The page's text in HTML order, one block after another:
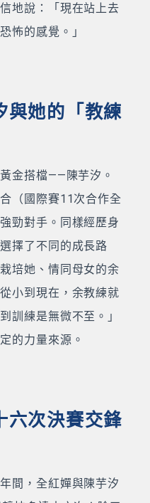
地說：「現在站上去
怖的感覺。」
與她的「教練
金搭檔——陳芋汐。
（國際賽11次合作全
勁對手。同樣經歷身
擇了不同的成長路
培她、情同母女的余
小到現在，余教練就
訓練是無微不至。」
的力量來源。
六次決賽交鋒
間，全紅嬋與陳芋汐